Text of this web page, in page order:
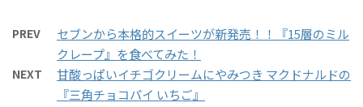
PREV
セブンから本格的スイーツが新発売！！『15層のミル
クレープ』を食べてみた！
NEXT
甘酸っぱいイチゴクリームにやみつき マクドナルドの
『三角チョコパイ いちご』